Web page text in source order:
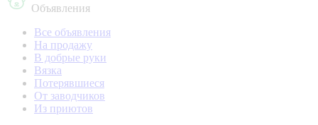
Объявления
Все объявления
На продажу
В добрые руки
Вязка
Потерявшиеся
От заводчиков
Из приютов